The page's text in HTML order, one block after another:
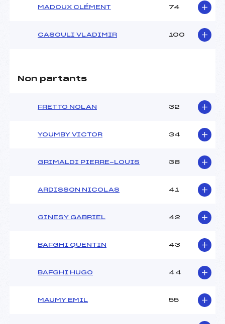
MADOUX CLÉMENT 74
CASOULI VLADIMIR 100
Non partants
FRETTO NOLAN 32
YOUMBY VICTOR 34
GRIMALDI PIERRE-LOUIS 38
ARDISSON NICOLAS 41
GINESY GABRIEL 42
BAFGHI QUENTIN 43
BAFGHI HUGO 44
MAUMY EMIL 55